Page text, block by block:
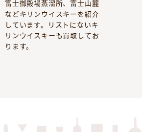
富士御殿場蒸溜所、富士山麓
などキリンウイスキーを紹介
しています。リストにないキ
リンウイスキーも買取してお
ります。